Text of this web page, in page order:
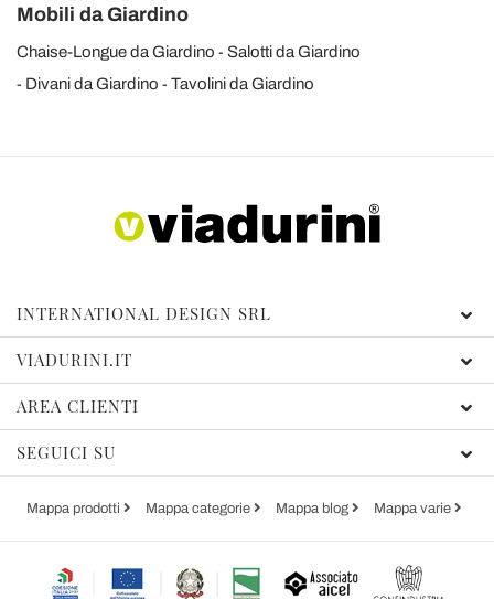
Mobili da Giardino
Chaise-Longue da Giardino
Salotti da Giardino
Divani da Giardino
Tavolini da Giardino
INTERNATIONAL DESIGN SRL
VIADURINI.IT
AREA CLIENTI
SEGUICI SU
Mappa prodotti Mappa categorie Mappa blog Mappa varie